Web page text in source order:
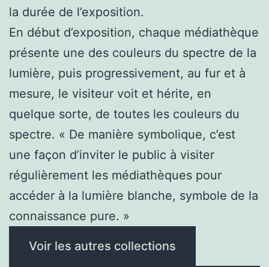
la durée de l’exposition.
En début d’exposition, chaque médiathèque
présente une des couleurs du spectre de la
lumière, puis progressivement, au fur et à
mesure, le visiteur voit et hérite, en
quelque sorte, de toutes les couleurs du
spectre. « De manière symbolique, c’est
une façon d’inviter le public à visiter
régulièrement les médiathèques pour
accéder à la lumière blanche, symbole de la
connaissance pure. »
Voir les autres collections